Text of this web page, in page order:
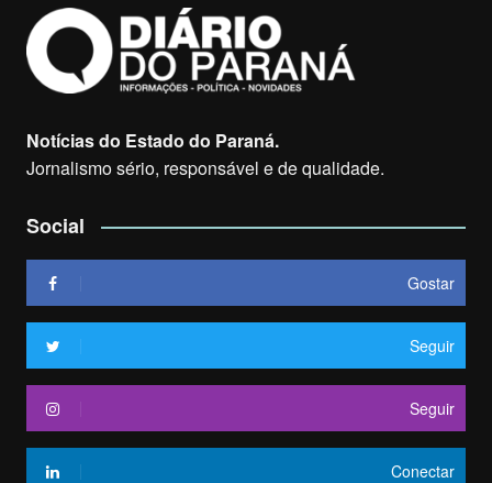
Notícias do Estado do Paraná.
Jornalismo sério, responsável e de qualidade.
Social
Gostar
Seguir
Seguir
Conectar